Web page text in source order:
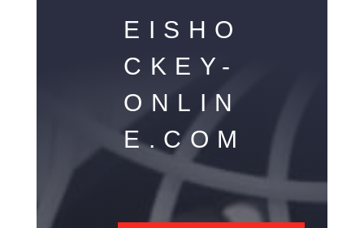
EISHO
CKEY-
ONLIN
E.COM